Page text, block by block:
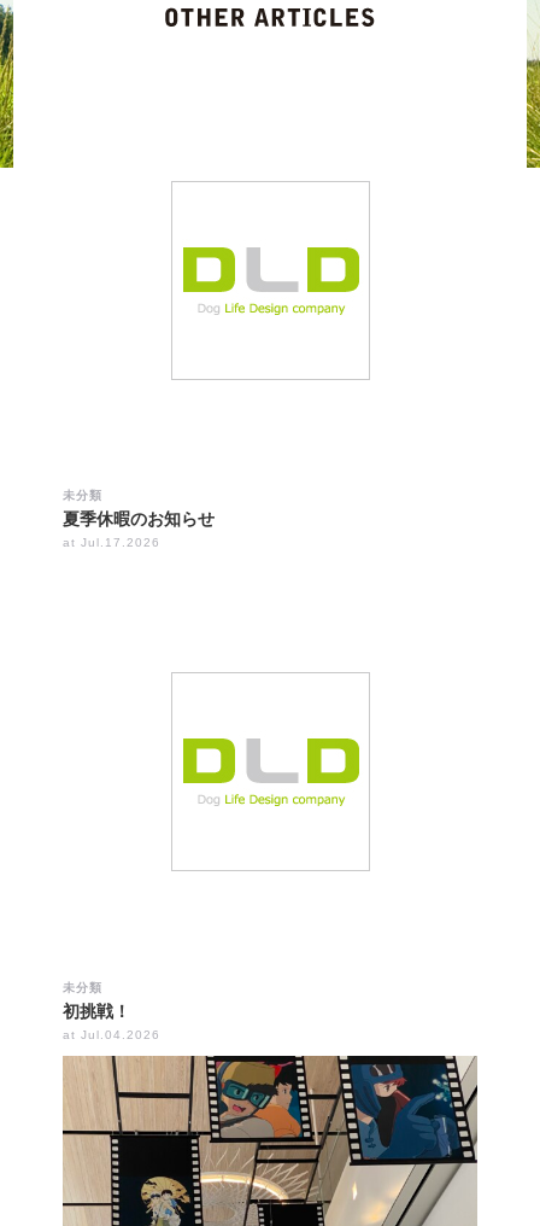
未分類
夏季休暇のお知らせ
at Jul.17.2026
未分類
初挑戦！
at Jul.04.2026